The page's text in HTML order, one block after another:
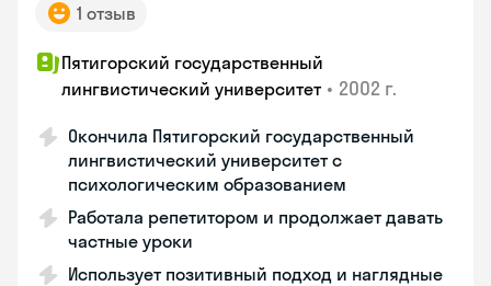
1 отзыв
Пятигорский государственный
лингвистический университет • 2002 г.
Окончила Пятигорский государственный
лингвистический университет с
психологическим образованием
Работала репетитором и продолжает давать
частные уроки
Использует позитивный подход и наглядные